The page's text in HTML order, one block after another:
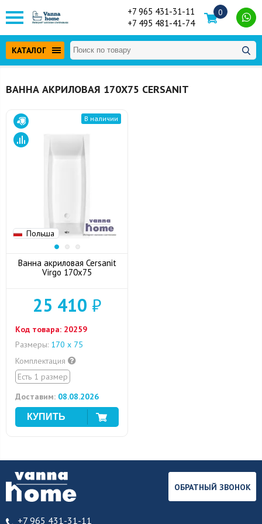
+7 965 431-31-11
+7 495 481-41-74
0
КАТАЛОГ
ВАННА АКРИЛОВАЯ 170Х75 CERSANIT
Польша
В наличии
Ванна акриловая Cersanit
Virgo 170x75
25 410 ₽
Код товара: 20259
Размеры: 170 х 75
Комплектация
Есть 1 размер
Доставим: 08.08.2026
+7 965 431-31-11
ОБРАТНЫЙ ЗВОНОК